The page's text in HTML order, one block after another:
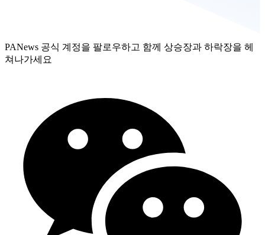
PANews 공식 계정을 팔로우하고 함께 상승장과 하락장을 헤
쳐나가세요